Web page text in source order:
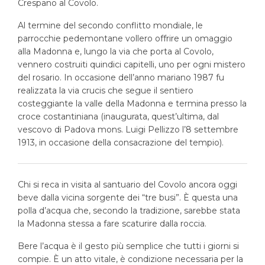
Crespano al Covolo.
Al termine del secondo conflitto mondiale, le
parrocchie pedemontane vollero offrire un omaggio
alla Madonna e, lungo la via che porta al Covolo,
vennero costruiti quindici capitelli, uno per ogni mistero
del rosario. In occasione dell’anno mariano 1987 fu
realizzata la via crucis che segue il sentiero
costeggiante la valle della Madonna e termina presso la
croce costantiniana (inaugurata, quest’ultima, dal
vescovo di Padova mons. Luigi Pellizzo l’8 settembre
1913, in occasione della consacrazione del tempio).
Chi si reca in visita al santuario del Covolo ancora oggi
beve dalla vicina sorgente dei “tre busi”. È questa una
polla d’acqua che, secondo la tradizione, sarebbe stata
la Madonna stessa a fare scaturire dalla roccia.
Bere l’acqua è il gesto più semplice che tutti i giorni si
compie. È un atto vitale, è condizione necessaria per la